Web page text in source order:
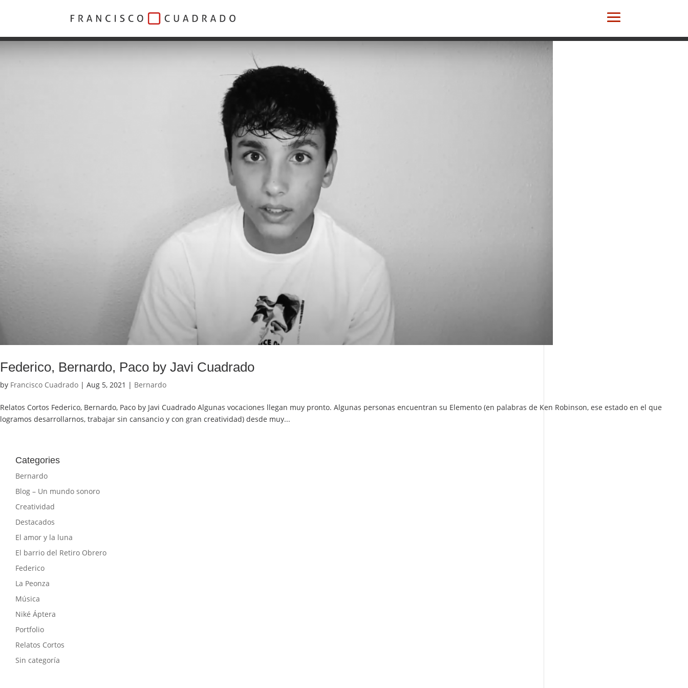
Federico, Bernardo, Paco by Javi Cuadrado
by Francisco Cuadrado | Aug 5, 2021 | Bernardo
Relatos Cortos Federico, Bernardo, Paco by Javi Cuadrado Algunas vocaciones llegan muy pronto. Algunas personas encuentran su Elemento (en palabras de Ken Robinson, ese estado en el que
logramos desarrollarnos, trabajar sin cansancio y con gran creatividad) desde muy...
Categories
Bernardo
Blog – Un mundo sonoro
Creatividad
Destacados
El amor y la luna
El barrio del Retiro Obrero
Federico
La Peonza
Música
Niké Áptera
Portfolio
Relatos Cortos
Sin categoría